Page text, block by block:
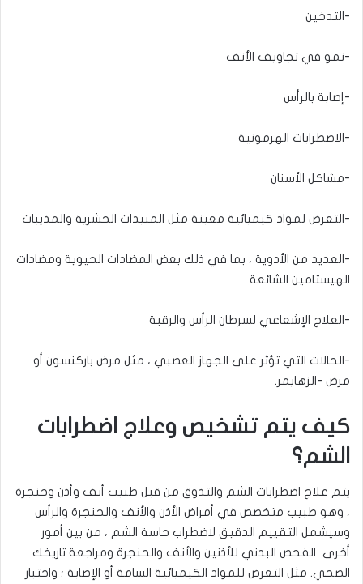
-التدخين
-نمو في تجاويف الأنف
-إصابة بالرأس
-الاضطرابات الهرمونية
-مشاكل الأسنان
-التعرض لمواد كيميائية معينة مثل المبيدات الحشرية والمذيبات
-العديد من الأدوية ، بما في ذلك بعض المضادات الحيوية ومضادات
الهيستامين الشائعة
-العلاج الإشعاعي لسرطان الرأس والرقبة
-الحالات التي تؤثر على الجهاز العصبي ، مثل مرض باركنسون أو
مرض -الزهايمر.
كيف يتم تشخيص وعلاج اضطرابات
الشم؟
يتم علاج اضطرابات الشم والتذوق من قبل طبيب أنف وأذن وحنجرة
، وهو طبيب متخصص في أمراض الأذن والأنف والحنجرة والرأس
وسيشمل التقييم الدقيق لاضطراب حاسة الشم ، من بين أمور
أخرى الفحص البدني للأذنين والأنف والحنجرة ومراجعة تاريخك
الصحي. مثل التعرض للمواد الكيميائية السامة أو الإصابة ؛ واختبار